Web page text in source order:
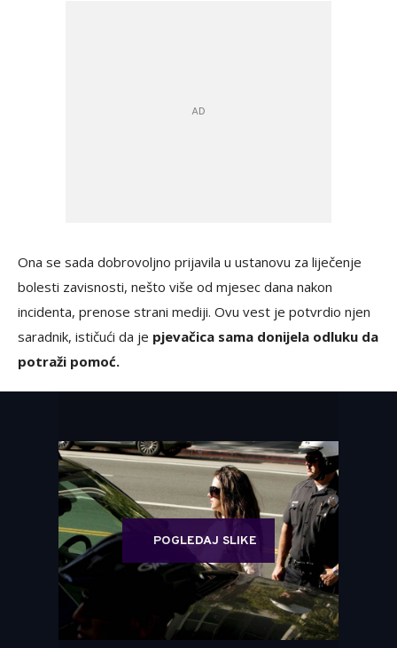
Ona se sada dobrovoljno prijavila u ustanovu za liječenje
bolesti zavisnosti, nešto više od mjesec dana nakon
incidenta, prenose strani mediji. Ovu vest je potvrdio njen
saradnik, ističući da je pjevačica sama donijela odluku da
potraži pomoć.
POGLEDAJ SLIKE